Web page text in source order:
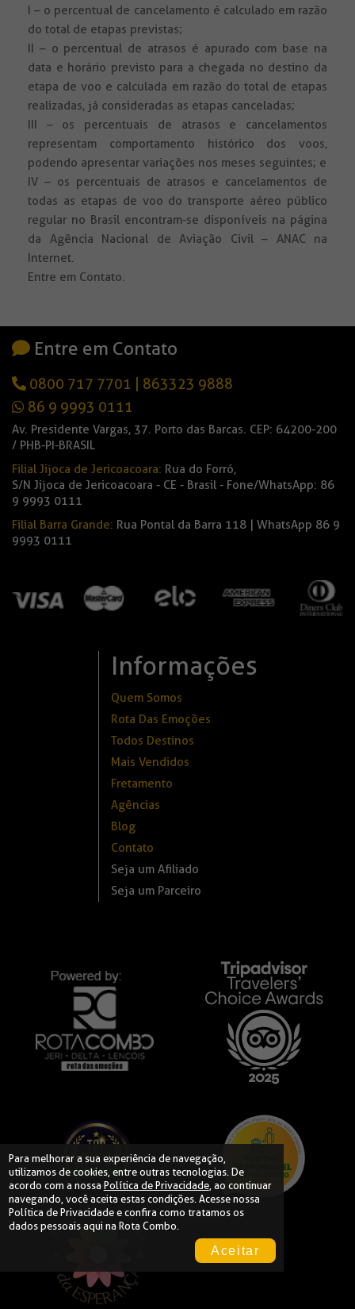
I – o percentual de cancelamento é calculado em razão
do total de etapas previstas;
II – o percentual de atrasos é apurado com base na
data e horário previsto para a chegada no destino da
etapa de voo e calculada em razão do total de etapas
realizadas, já consideradas as etapas canceladas;
III – os percentuais de atrasos e cancelamentos
representam comportamento histórico dos voos,
podendo apresentar variações nos meses seguintes; e
IV – os percentuais de atrasos e cancelamentos de
todas as etapas de voo do transporte aéreo público
regular no Brasil encontram-se disponíveis na página
da Agência Nacional de Aviação Civil – ANAC na
Internet.
Entre em Contato.
Entre em Contato
0800 717 7701
863323 9888
86 9 9993 0111
Av. Presidente Vargas, 37. Porto das Barcas. CEP: 64200-200
/ PHB-PI-BRASIL
Filial Jijoca de Jericoacoara: Rua do Forró,
S/N Jijoca de Jericoacoara - CE - Brasil - Fone/WhatsApp: 86
9 9993 0111
Filial Barra Grande: Rua Pontal da Barra 118 | WhatsApp 86 9
9993 0111
Informações
Quem Somos
Rota Das Emoções
Todos Destinos
Mais Vendidos
Fretamento
Agências
Blog
Contato
Seja um Afiliado
Seja um Parceiro
Para melhorar a sua experiência de navegação,
utilizamos de cookies, entre outras tecnologias. De
acordo com a nossa Política de Privacidade, ao continuar
navegando, você aceita estas condições. Acesse nossa
Política de Privacidadee confira como tratamos os
dados pessoais aqui na Rota Combo.
Aceitar